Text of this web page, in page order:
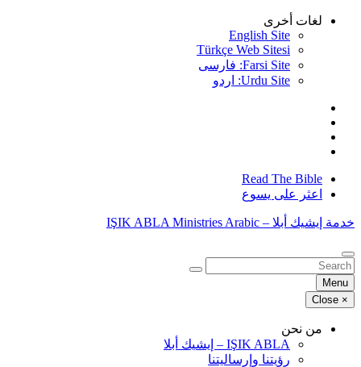
Skip
لغات أخرى
English Site
Türkçe Web Sitesi
Farsi Site: فارسی
Urdu Site: اردو
Read The Bible
اعثر على يسوع
خدمة إيشيك أبلا – IŞIK ABLA Ministries Arabic
البحث
عن:
Menu
×
من نحن
IŞIK ABLA – إيشيك أبلا
رؤيتنا وإرساليتنا